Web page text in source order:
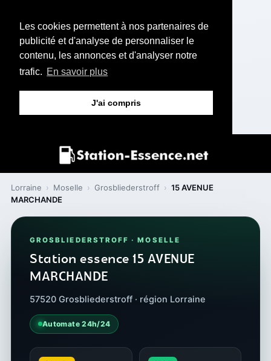
Les cookies permettent à nos partenaires de
publicité et d'analyse de personnaliser le
contenu, les annonces et d'analyser notre
trafic. En savoir plus
J'ai compris
Lorraine › Moselle › Grosbliederstroff › 15 AVENUE
MARCHANDE
GROSBLIEDERSTROFF · MOSELLE
Station essence 15 AVENUE
MARCHANDE
57520 Grosbliederstroff · région Lorraine
Automate 24h/24